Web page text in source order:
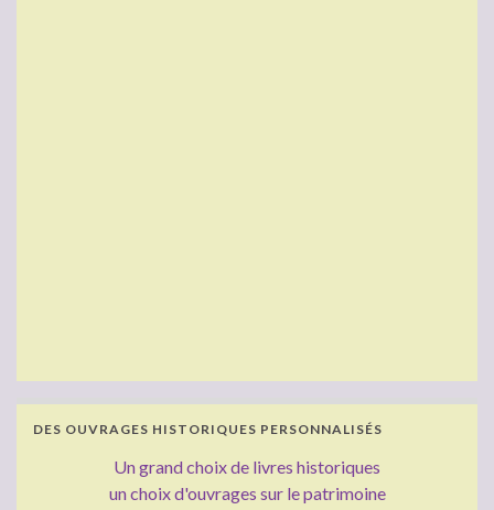
DES OUVRAGES HISTORIQUES PERSONNALISÉS
Un grand choix de livres historiques
un choix d'ouvrages sur le patrimoine